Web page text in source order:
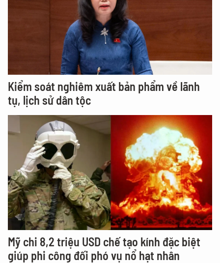
Kiểm soát nghiêm xuất bản phẩm về lãnh
tụ, lịch sử dân tộc
Mỹ chi 8,2 triệu USD chế tạo kính đặc biệt
giúp phi công đối phó vụ nổ hạt nhân